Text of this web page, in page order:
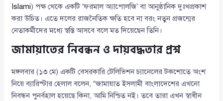
Islami) পক্ষ থেকে একটি ‘ফরমাল অ্যাপোলজি’ বা আনুষ্ঠানিক দুঃখপ্রকাশ
করা উচিত। এতে দলের রাজনৈতিক ক্ষতি হবে না বরং নতুন প্রজন্মের
নেতাকর্মীদের মধ্যে স্বস্তি আসবে বলে মত দিয়েছেন তিনি।
জামায়াতের নিবন্ধন ও দায়বদ্ধতার প্রশ্ন
মঙ্গলবার (১৩ মে) একটি বেসরকারি টেলিভিশন চ্যানেলের টকশোতে অংশ
নিয়ে ব্যারিস্টার হেলাল বলেন, “জামায়াত ইসলামী বাংলাদেশের এখনো
নিবন্ধন পুনর্বহাল হয়েছে কিনা, আমি নিশ্চিত নই। তবে তারা এখন স্বাধীন